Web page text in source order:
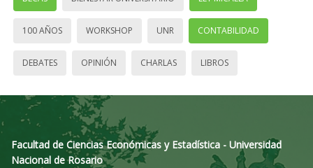
100 AÑOS WORKSHOP UNR CONTABILIDAD
DEBATES OPINIÓN CHARLAS LIBROS
Facultad de Ciencias Económicas y Estadística - Universidad
Nacional de Rosario